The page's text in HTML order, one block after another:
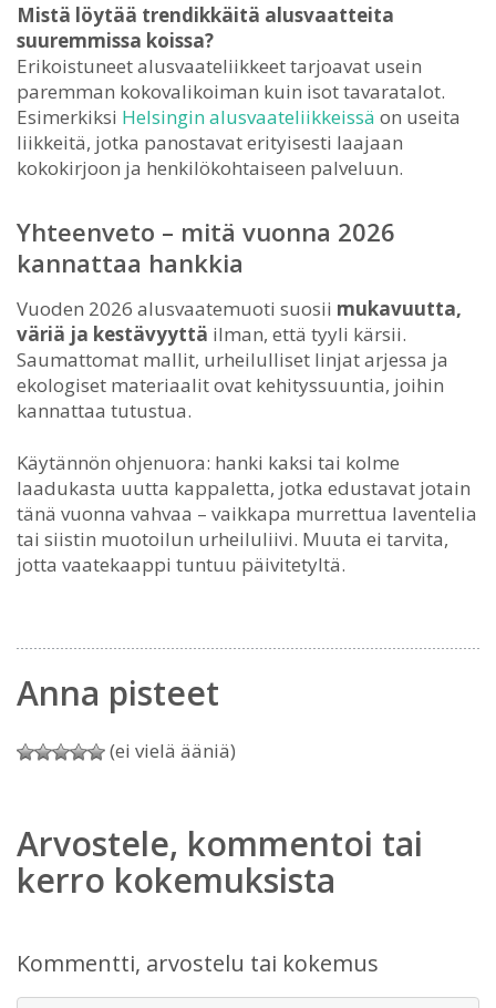
Mistä löytää trendikkäitä alusvaatteita
suuremmissa koissa?
Erikoistuneet alusvaateliikkeet tarjoavat usein
paremman kokovalikoiman kuin isot tavaratalot.
Esimerkiksi Helsingin alusvaateliikkeissä on useita
liikkeitä, jotka panostavat erityisesti laajaan
kokokirjoon ja henkilökohtaiseen palveluun.
Yhteenveto – mitä vuonna 2026
kannattaa hankkia
Vuoden 2026 alusvaatemuoti suosii mukavuutta,
väriä ja kestävyyttä ilman, että tyyli kärsii.
Saumattomat mallit, urheilulliset linjat arjessa ja
ekologiset materiaalit ovat kehityssuuntia, joihin
kannattaa tutustua.
Käytännön ohjenuora: hanki kaksi tai kolme
laadukasta uutta kappaletta, jotka edustavat jotain
tänä vuonna vahvaa – vaikkapa murrettua laventelia
tai siistin muotoilun urheiluliivi. Muuta ei tarvita,
jotta vaatekaappi tuntuu päivitetyltä.
Anna pisteet
(ei vielä ääniä)
Arvostele, kommentoi tai
kerro kokemuksista
Kommentti, arvostelu tai kokemus